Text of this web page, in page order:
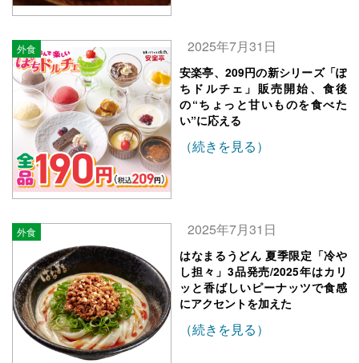
外食 2025年7月31日
安楽亭、209円の新シリーズ「ぽ
ちドルチェ」販売開始、食後
の“ちょっと甘いものを食べた
い”に応える
（続きを見る）
外食 2025年7月31日
はなまるうどん 夏季限定「冷や
し担々」3品発売/2025年はカリ
ッと香ばしいピーナッツで食感
にアクセントを加えた
（続きを見る）